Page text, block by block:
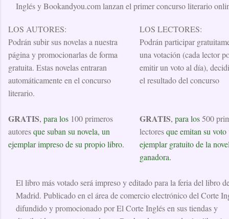
Inglés y Bookandyou.com lanzan el primer concurso literario
LOS AUTORES:
LOS LECTORES:
Podrán subir sus novelas a nuestra
página y promocionarlas de forma
gratuita. Estas novelas entraran
automáticamente en el concurso
literario.
Podrán participar
una votación (cada lector
emitir un voto al día),
el resultado del concurso
GRATIS, para los 100 primeros
autoresque suban su novela, un
ejemplar impreso de su propio libro.
GRATIS, para los500
lectoresque emitan su voto
ejemplar gratuito de la
ganadora.
El libro más votado será impreso y editado para la feria del libro
Madrid. Publicado en el área de comercio electrónico del Corte
difundido y promocionado por El Corte Inglés en sus tiendas y